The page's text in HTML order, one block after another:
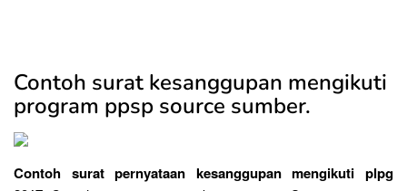
Contoh surat kesanggupan mengikuti
program ppsp source sumber.
Contoh surat pernyataan kesanggupan mengikuti plpg